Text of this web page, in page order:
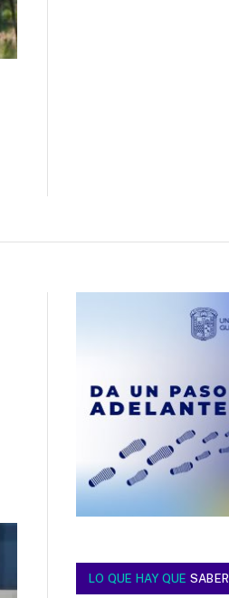
LO QUE HAY QUE SABER